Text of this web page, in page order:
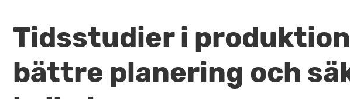
Tidsstudier i
bättre planering och